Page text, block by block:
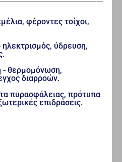
φέροντες τοίχοι,
ηλεκτρισμός, ύδρευση,
- θερμομόνωση,
διαρροών.
πυρασφάλειας, πρότυπα
επιδράσεις.